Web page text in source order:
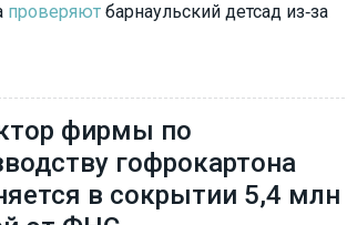
проверяют барнаульский детсад из‑за
фирмы по
гофрокартона
в сокрытии 5,4 млн